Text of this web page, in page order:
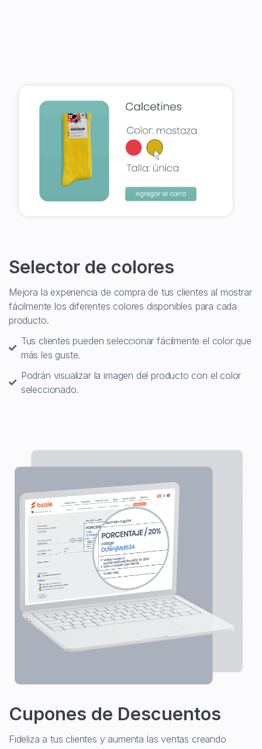
Selector de colores
Mejora la experiencia de compra de tus clientes al mostrar
fácilmente los diferentes colores disponibles para cada
producto.
Tus clientes pueden seleccionar fácilmente el color que
más les guste.
Podrán visualizar la imagen del producto con el color
seleccionado.
Cupones de Descuentos
Fideliza a tus clientes y aumenta las ventas creando